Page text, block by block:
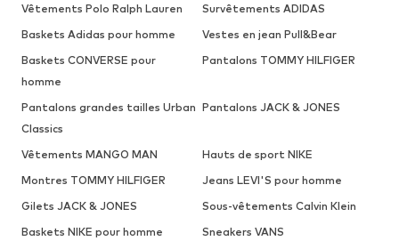
Vêtements Polo Ralph Lauren
Survêtements ADIDAS
Baskets Adidas pour homme
Vestes en jean Pull&Bear
Baskets CONVERSE pour
homme
Pantalons TOMMY HILFIGER
Pantalons grandes tailles Urban
Classics
Pantalons JACK & JONES
Vêtements MANGO MAN
Hauts de sport NIKE
Montres TOMMY HILFIGER
Jeans LEVI'S pour homme
Gilets JACK & JONES
Sous-vêtements Calvin Klein
Baskets NIKE pour homme
Sneakers VANS